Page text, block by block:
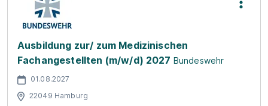
Ausbildung zur/ zum Medizinischen
Fachangestellten (m/w/d) 2027 Bundeswehr
01.08.2027
22049 Hamburg